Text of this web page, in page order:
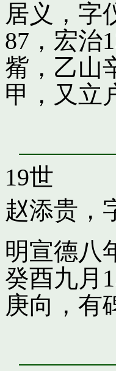
居义，字
87，宏治
觜，乙山
甲，又立
19世
赵添贵，
明宣德八
癸酉九月
庚向，有